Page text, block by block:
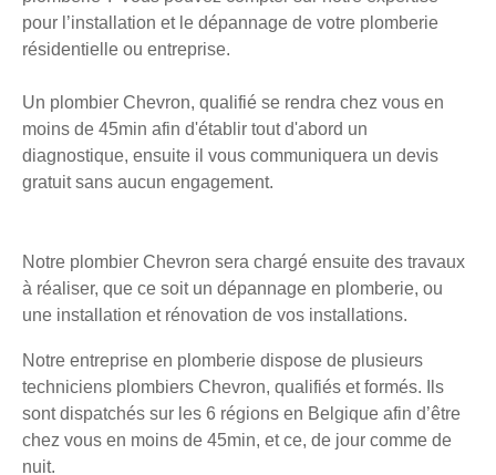
pour l’installation et le dépannage de votre plomberie
résidentielle ou entreprise.
Un plombier Chevron, qualifié se rendra chez vous en
moins de 45min afin d'établir tout d'abord un
diagnostique, ensuite il vous communiquera un devis
gratuit sans aucun engagement.
Notre plombier Chevron sera chargé ensuite des travaux
à réaliser, que ce soit un dépannage en plomberie, ou
une installation et rénovation de vos installations.
Notre entreprise en plomberie dispose de plusieurs
techniciens plombiers Chevron, qualifiés et formés. Ils
sont dispatchés sur les 6 régions en Belgique afin d’être
chez vous en moins de 45min, et ce, de jour comme de
nuit.